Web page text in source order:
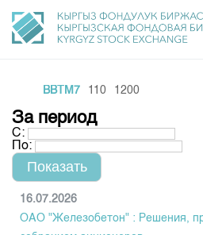
Финансовый рынок KG
О нас
Общая информация
Акционеры
Направления
BBTM7 110 1200
За период
С:
По:
16.07.2026
ОАО "Железобетон" : Решения,